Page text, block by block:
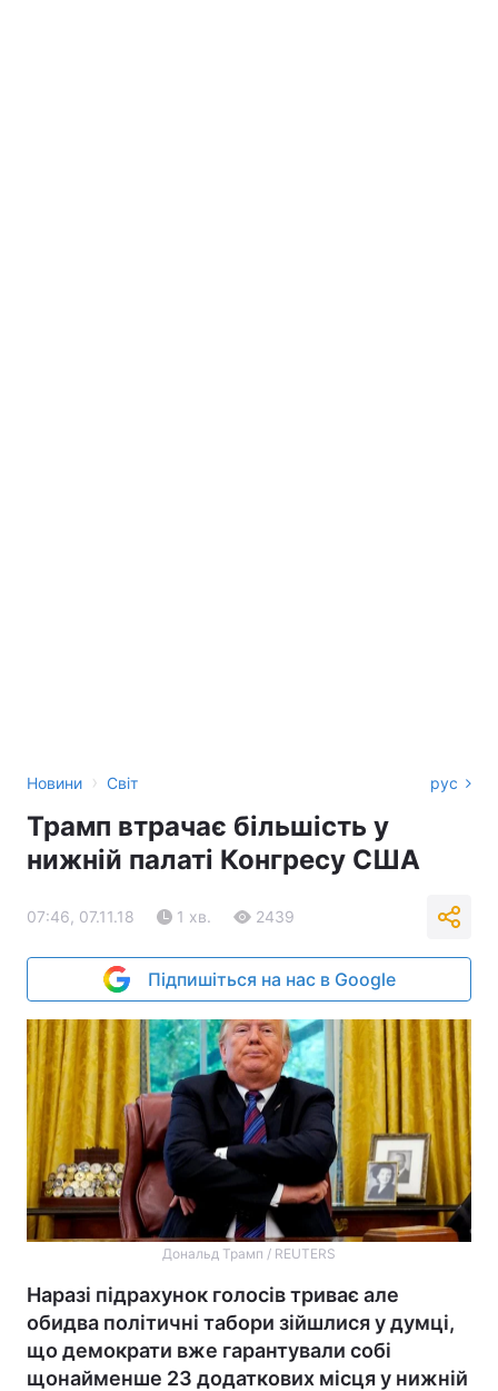
Новини › Світ рус
Трамп втрачає більшість у
нижній палаті Конгресу США
07:46, 07.11.18 1 хв. 2439
Підпишіться на нас в Google
Дональд Трамп / REUTERS
Наразі підрахунок голосів триває але
обидва політичні табори зійшлися у думці,
що демократи вже гарантували собі
щонайменше 23 додаткових місця у нижній